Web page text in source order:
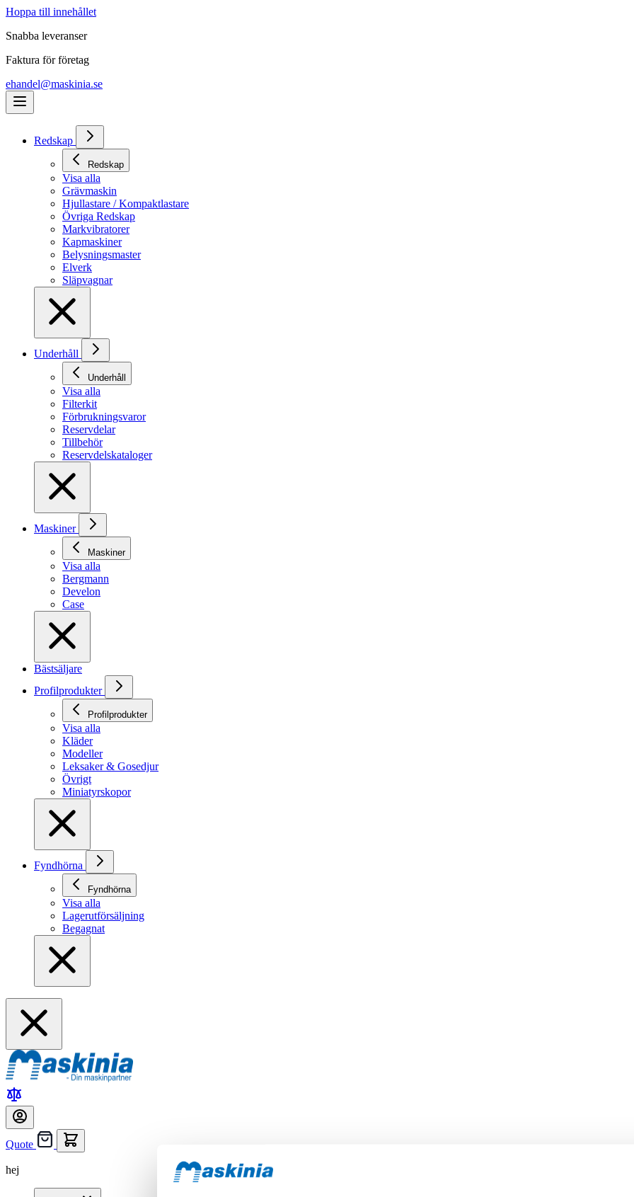
Hoppa till innehållet
Snabba leveranser
Faktura för företag
ehandel@maskinia.se
Redskap
Redskap
Visa alla
Grävmaskin
Hjullastare / Kompaktlastare
Övriga Redskap
Markvibratorer
Kapmaskiner
Belysningsmaster
Elverk
Släpvagnar
Underhåll
Underhåll
Visa alla
Filterkit
Förbrukningsvaror
Reservdelar
Tillbehör
Reservdelskataloger
Maskiner
Maskiner
Visa alla
Bergmann
Develon
Case
Bästsäljare
Profilprodukter
Profilprodukter
Visa alla
Kläder
Modeller
Leksaker & Gosedjur
Övrigt
Miniatyrskopor
Fyndhörna
Fyndhörna
Visa alla
Lagerutförsäljning
Begagnat
Quote
hej